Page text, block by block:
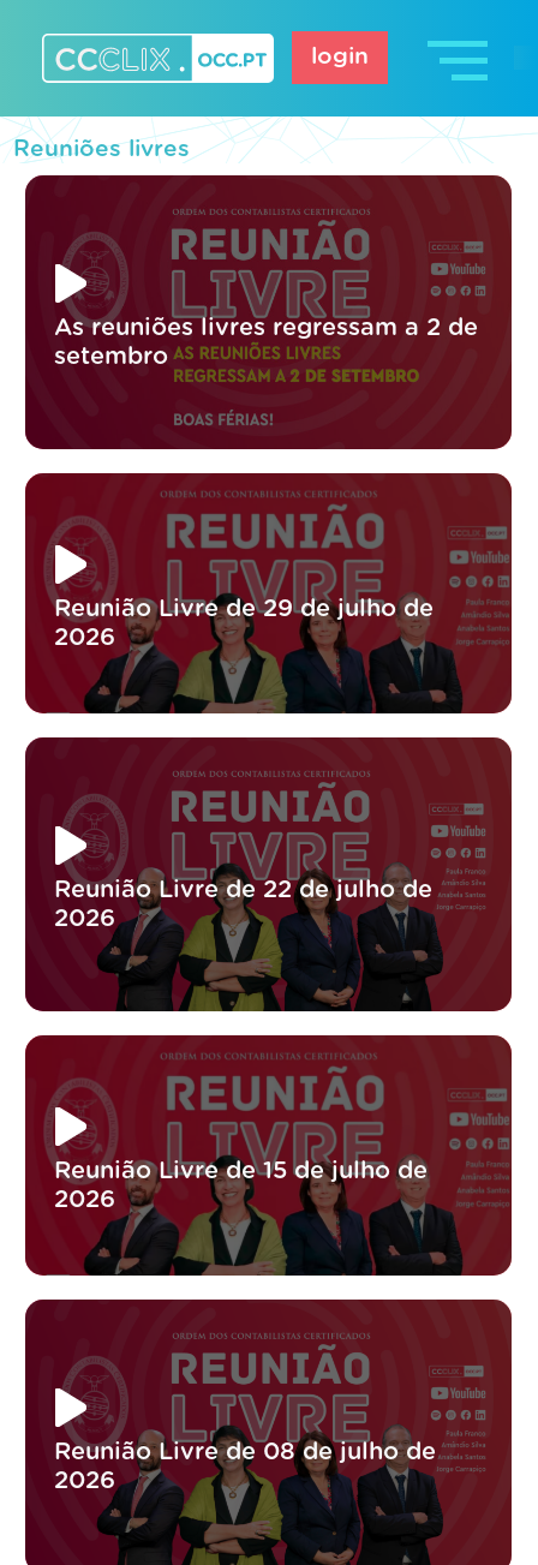
content
login
Reuniões livres
As reuniões livres regressam a 2 de
setembro
Reunião Livre de 29 de julho de
2026
Reunião Livre de 22 de julho de
2026
Reunião Livre de 15 de julho de
2026
Reunião Livre de 08 de julho de
2026